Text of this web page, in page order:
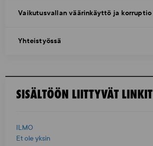
Vaikutusvallan väärinkäyttö ja korruptio
Yhteistyössä
SISÄLTÖÖN LIITTYVÄT LINKIT
ILMO
Et ole yksin